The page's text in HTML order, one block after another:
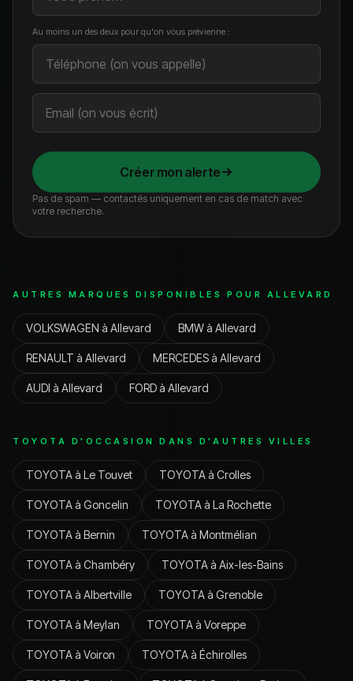
Au moins un des deux pour qu'on vous prévienne :
Créer mon alerte
Pas de spam — contactés uniquement en cas de match avec
votre recherche.
AUTRES MARQUES DISPONIBLES POUR ALLEVARD
VOLKSWAGEN à Allevard BMWà Allevard
RENAULT à Allevard MERCEDESà Allevard
AUDI à Allevard FORDà Allevard
TOYOTA D'OCCASION DANS D'AUTRES VILLES
TOYOTAà Le Touvet TOYOTAà Crolles
TOYOTAà Goncelin TOYOTAà La Rochette
TOYOTAà Bernin TOYOTAà Montmélian
TOYOTAà Chambéry TOYOTAà Aix-les-Bains
TOYOTAà Albertville TOYOTAà Grenoble
TOYOTAà Meylan TOYOTAà Voreppe
TOYOTAà Voiron TOYOTAà Échirolles